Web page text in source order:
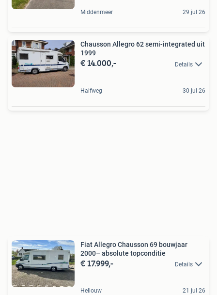
Middenmeer 29 jul 26
Chausson Allegro 62 semi-integrated uit
1999
€ 14.000,- Details
Halfweg 30 jul 26
Fiat Allegro Chausson 69 bouwjaar
2000– absolute topconditie
€ 17.999,- Details
Hellouw 21 jul 26